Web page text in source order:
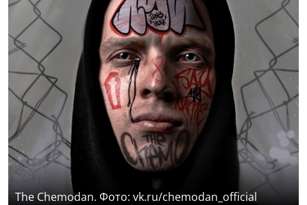
The Chemodan. Фото: vk.ru/chemodan_official